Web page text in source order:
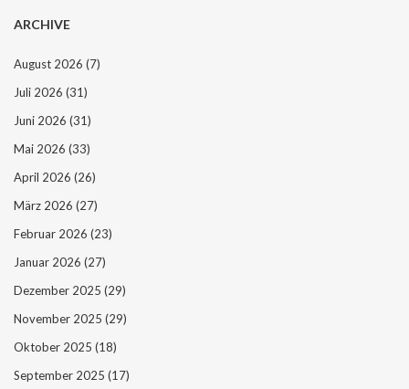
ARCHIVE
August 2026 (7)
Juli 2026 (31)
Juni 2026 (31)
Mai 2026 (33)
April 2026 (26)
März 2026 (27)
Februar 2026 (23)
Januar 2026 (27)
Dezember 2025 (29)
November 2025 (29)
Oktober 2025 (18)
September 2025 (17)